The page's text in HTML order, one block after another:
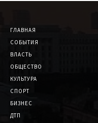
ГЛАВНАЯ
СОБЫТИЯ
ВЛАСТЬ
ОБЩЕСТВО
КУЛЬТУРА
СПОРТ
БИЗНЕС
ДТП